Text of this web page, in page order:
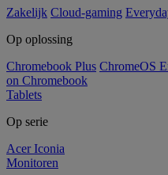
Zakelijk Cloud-gaming
Op oplossing
Chromebook Plus ChromeOS
on Chromebook
Tablets
Op serie
Acer Iconia
Monitoren